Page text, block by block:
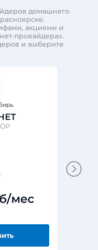
домашнего
акциями и
провайдерах.
и выберите
мес